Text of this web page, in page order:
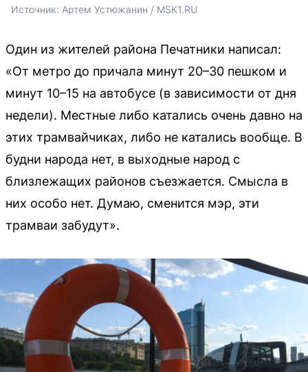
Источник: Артем Устюжанин / MSK1.RU
Один из жителей района Печатники написал:
«От метро до причала минут 20–30 пешком и
минут 10–15 на автобусе (в зависимости от дня
недели). Местные либо катались очень давно на
этих трамвайчиках, либо не катались вообще. В
будни народа нет, в выходные народ с
близлежащих районов съезжается. Смысла в
них особо нет. Думаю, сменится мэр, эти
трамваи забудут».